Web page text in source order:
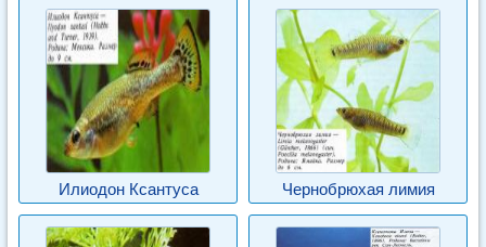
Илиодон Ксантуса Чернобрюхая лимия